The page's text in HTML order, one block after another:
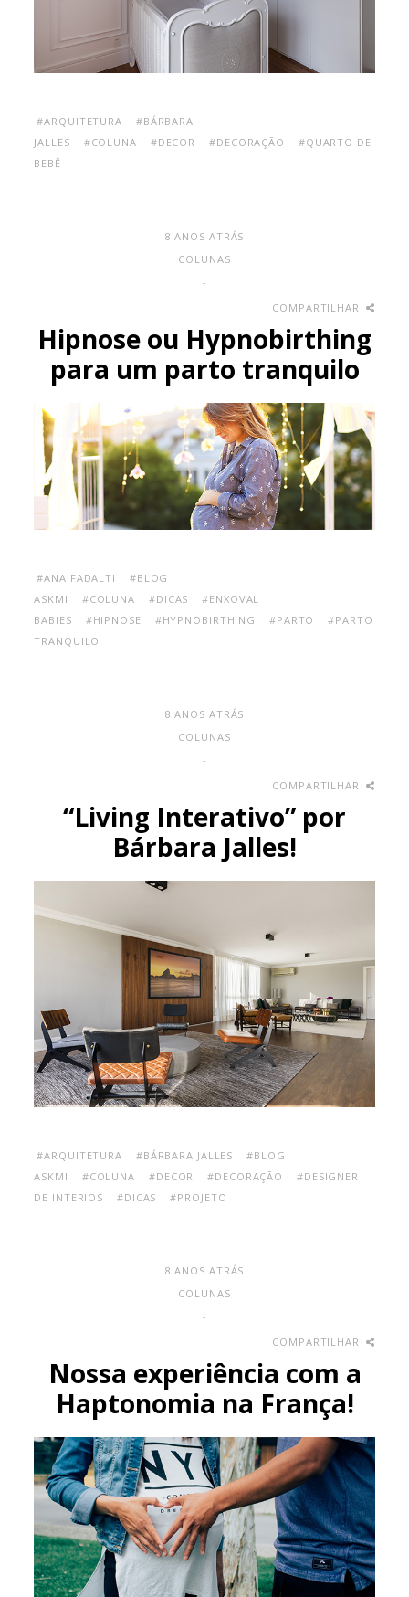
#ARQUITETURA
#BÁRBARA
JALLES
#COLUNA #DECOR #DECORAÇÃO
#QUARTO DE
BEBÊ
8 ANOS ATRÁS
COLUNAS
-
COMPARTILHAR
Hipnose ou Hypnobirthing
para um parto tranquilo
#ANA FADALTI
#BLOG
ASKMI
#COLUNA #DICAS
#ENXOVAL
BABIES
#HIPNOSE #HYPNOBIRTHING #PARTO
#PARTO
TRANQUILO
8 ANOS ATRÁS
COLUNAS
-
COMPARTILHAR
“Living Interativo” por
Bárbara Jalles!
#ARQUITETURA #BÁRBARA JALLES
#BLOG
ASKMI
#COLUNA #DECOR #DECORAÇÃO
#DESIGNER
DE INTERIOS
#DICAS #PROJETO
8 ANOS ATRÁS
COLUNAS
-
COMPARTILHAR
Nossa experiência com a
Haptonomia na França!